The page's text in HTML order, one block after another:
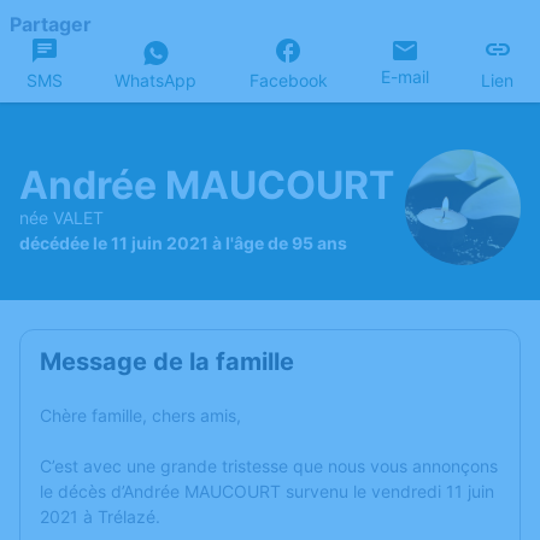
Partager
SMS WhatsApp Facebook E-mail Lien
Andrée MAUCOURT
née VALET
décédée le 11 juin 2021 à l'âge de 95 ans
Message de la famille
Chère famille, chers amis,
C’est avec une grande tristesse que nous vous annonçons
le décès d’Andrée MAUCOURT survenu le vendredi 11 juin
2021 à Trélazé.